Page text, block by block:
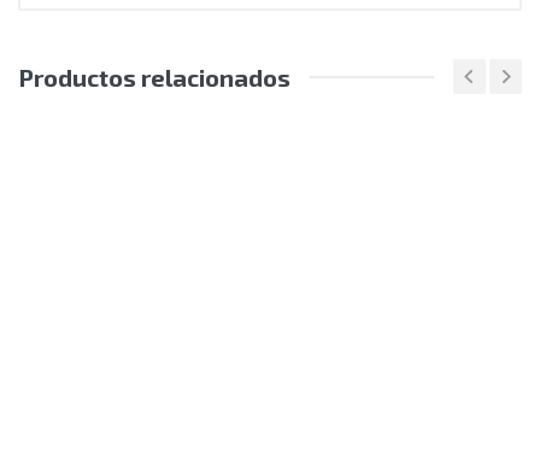
Productos relacionados